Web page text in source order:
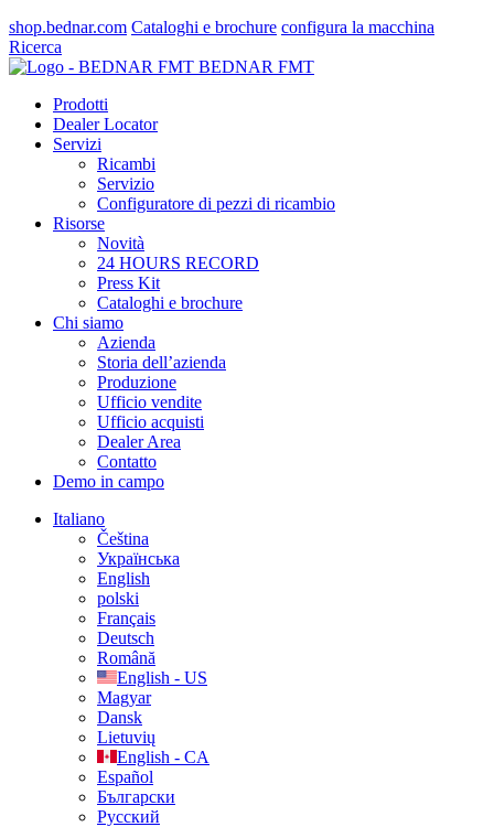
shop.bednar.com Cataloghi e brochure configura la macchina
Ricerca
BEDNAR FMT
Prodotti
Dealer Locator
Servizi
Ricambi
Servizio
Configuratore di pezzi di ricambio
Risorse
Novità
24 HOURS RECORD
Press Kit
Cataloghi e brochure
Chi siamo
Azienda
Storia dell’azienda
Produzione
Ufficio vendite
Ufficio acquisti
Dealer Area
Contatto
Demo in campo
Italiano
Čeština
Українська
English
polski
Français
Deutsch
Română
English - US
Magyar
Dansk
Lietuvių
English - CA
Español
Български
Русский